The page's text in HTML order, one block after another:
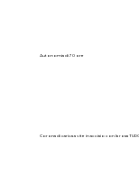
Autonomia di 70 ore
Corona di carica a vite in acciaio con la rosa